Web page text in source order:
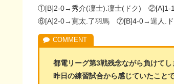
①[B]2-0→秀介(凜士).凜士(ドク)
⑥[A]2-0→寛太.了羽馬 ⑦[B]4-0→逞人.
都電リーグ第3戦残念ながら負けて
昨日の練習試合から感じていたこと